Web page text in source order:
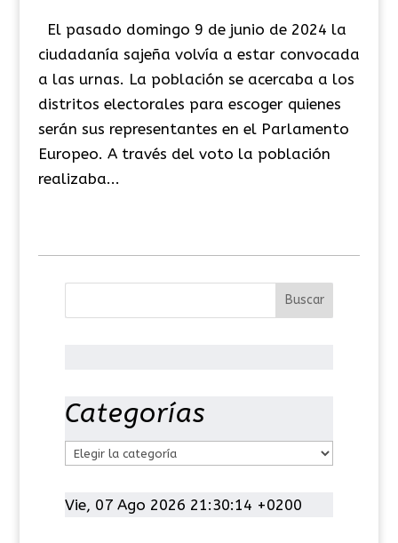
El pasado domingo 9 de junio de 2024 la
ciudadanía sajeña volvía a estar convocada
a las urnas. La población se acercaba a los
distritos electorales para escoger quienes
serán sus representantes en el Parlamento
Europeo. A través del voto la población
realizaba...
Categorías
t
Vie, 07 Ago 2026 21:30:15 +0200